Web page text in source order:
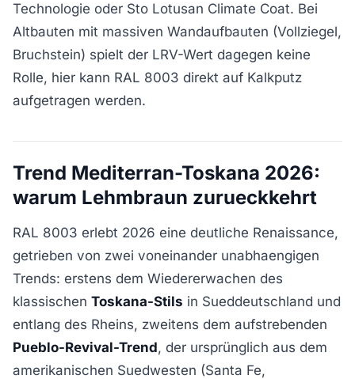
Technologie oder Sto Lotusan Climate Coat. Bei
Altbauten mit massiven Wandaufbauten (Vollziegel,
Bruchstein) spielt der LRV-Wert dagegen keine
Rolle, hier kann RAL 8003 direkt auf Kalkputz
aufgetragen werden.
Trend Mediterran-Toskana 2026:
warum Lehmbraun zurueckkehrt
RAL 8003 erlebt 2026 eine deutliche Renaissance,
getrieben von zwei voneinander unabhaengigen
Trends: erstens dem Wiedererwachen des
klassischen Toskana-Stils in Sueddeutschland und
entlang des Rheins, zweitens dem aufstrebenden
Pueblo-Revival-Trend, der ursprünglich aus dem
amerikanischen Suedwesten (Santa Fe,